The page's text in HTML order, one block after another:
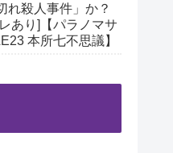
れ殺人事件」か？
あり]【パラノマサ
本所七不思議】